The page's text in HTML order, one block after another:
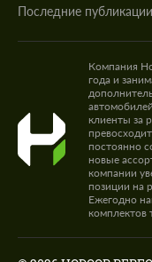
Последние
Компания
года и
клиенты за
постоянно
новые
компании
позиции на
Ежегодно
комплектов